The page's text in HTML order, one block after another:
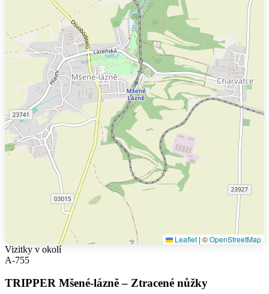
Leaflet | ©OpenStreetMap
Vizitky v okolí
A-755
TRIPPER Mšené-lázně – Ztracené nůžky